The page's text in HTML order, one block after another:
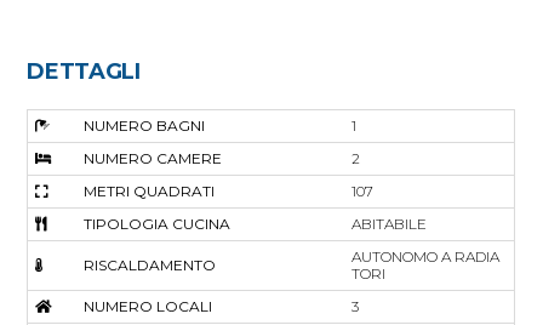
DETTAGLI
NUMERO BAGNI
1
NUMERO CAMERE
2
METRI QUADRATI
107
TIPOLOGIA CUCINA
ABITABILE
RISCALDAMENTO
AUTONOMO A RADIA
TORI
NUMERO LOCALI
3